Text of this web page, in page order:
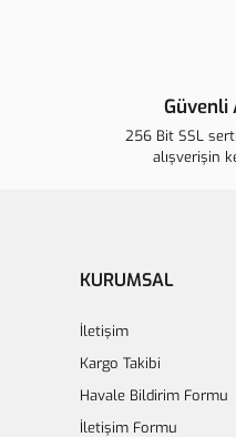
Güvenli
256 Bit SSL
alışverişin
KURUMSAL
İletişim
Kargo Takibi
Havale Bildirim Formu
İletişim Formu